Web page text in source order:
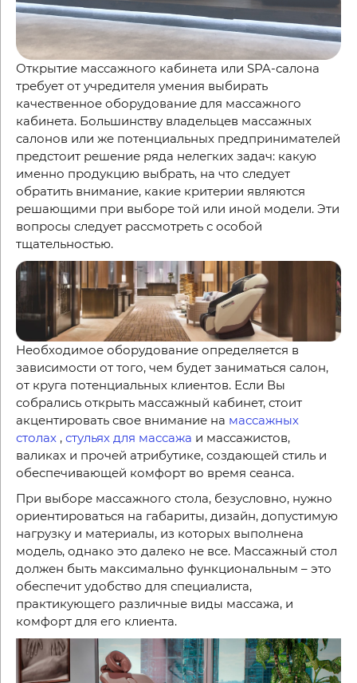
Открытие массажного кабинета или SPA-салона
требует от учредителя умения выбирать
качественное оборудование для массажного
кабинета. Большинству владельцев массажных
салонов или же потенциальных предпринимателей
предстоит решение ряда нелегких задач: какую
именно продукцию выбрать, на что следует
обратить внимание, какие критерии являются
решающими при выборе той или иной модели. Эти
вопросы следует рассмотреть с особой
тщательностью.
Необходимое оборудование определяется в
зависимости от того, чем будет заниматься салон,
от круга потенциальных клиентов. Если Вы
собрались открыть массажный кабинет, стоит
акцентировать свое внимание на массажных
столах , стульях для массажа и массажистов,
валиках и прочей атрибутике, создающей стиль и
обеспечивающей комфорт во время сеанса.
При выборе массажного стола, безусловно, нужно
ориентироваться на габариты, дизайн, допустимую
нагрузку и материалы, из которых выполнена
модель, однако это далеко не все. Массажный стол
должен быть максимально функциональным – это
обеспечит удобство для специалиста,
практикующего различные виды массажа, и
комфорт для его клиента.